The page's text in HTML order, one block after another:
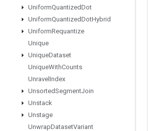
UniformQuantizedDot
UniformQuantizedDotHybrid
UniformRequantize
Unique
UniqueDataset
UniqueWithCounts
Unravel Index
UnsortedSegmentJoin
Unstack
Unstage
UnwrapDatasetVariant